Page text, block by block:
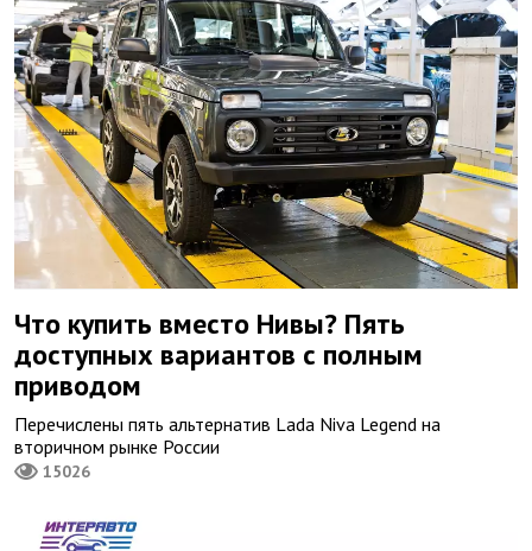
Что купить вместо Нивы? Пять
доступных вариантов с полным
приводом
Перечислены пять альтернатив Lada Niva Legend на
вторичном рынке России
15026